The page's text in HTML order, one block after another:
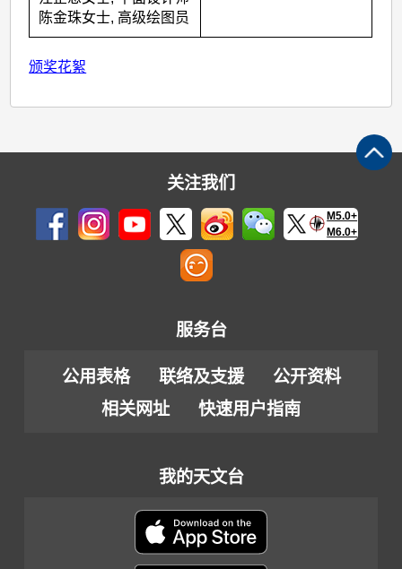
陈金珠女士, 高级绘图员
颁奖花絮
关注我们
M5.0+
M6.0+
服务台
公用表格 联络及支援
公开资料
相关网址
快速用户指南
我的天文台